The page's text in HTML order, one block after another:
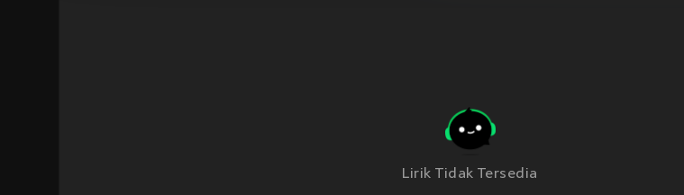
Lirik Tidak Tersedia